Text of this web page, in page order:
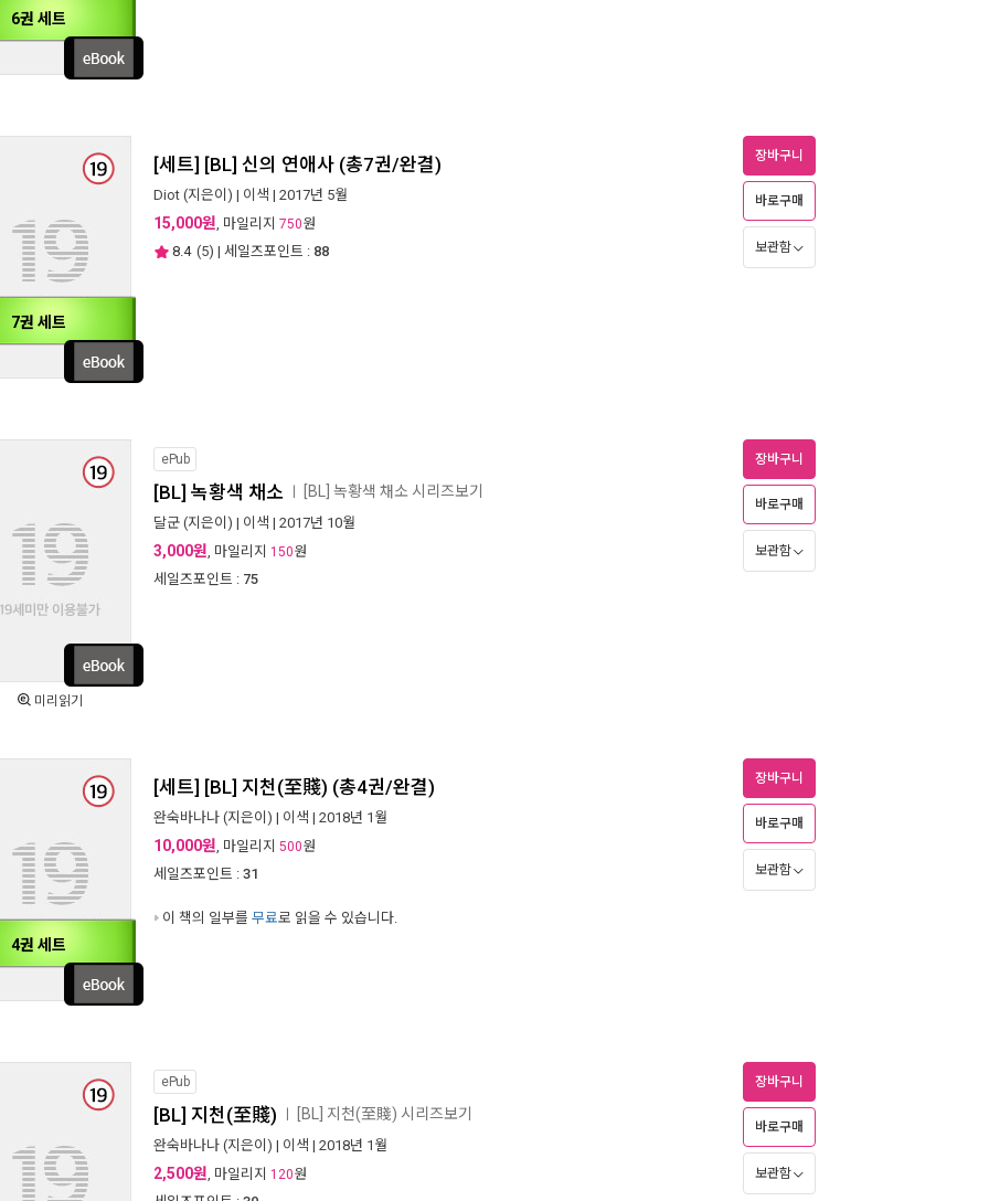
6권 세트
7권 세트
[세트] [BL] 신의 연애사 (총7권/완결)
Diot (지은이) | 이색 | 2017년 5월
15,000원, 마일리지 750원
8.4 (5) | 세일즈포인트 : 88
장바구니
바로구매
보관함
미리읽기
ePub
[BL] 녹황색 채소 [BL] 녹황색 채소 시리즈보기
달군 (지은이) | 이색 | 2017년 10월
3,000원, 마일리지 150원
세일즈포인트 : 75
장바구니
바로구매
보관함
4권 세트
[세트] [BL] 지천(至賤) (총4권/완결)
완숙바나나 (지은이) | 이색 | 2018년 1월
10,000원, 마일리지 500원
세일즈포인트 : 31
이 책의 일부를 무료로 읽을 수 있습니다.
장바구니
바로구매
보관함
ePub
[BL] 지천(至賤) [BL] 지천(至賤) 시리즈보기
완숙바나나 (지은이) | 이색 | 2018년 1월
2,500원, 마일리지 120원
장바구니
바로구매
보관함